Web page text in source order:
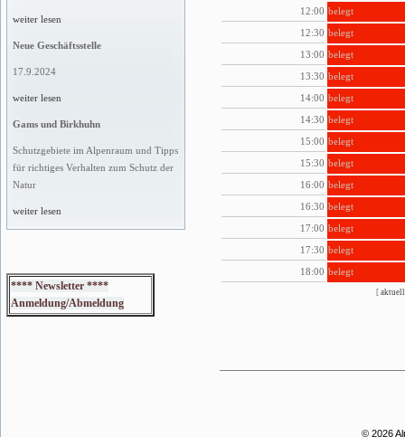
weiter lesen
Neue Geschäftsstelle
17.9.2024
weiter lesen
Gams und Birkhuhn
Schutzgebiete im Alpenraum und Tipps
für richtiges Verhalten zum Schutz der
Natur
weiter lesen
**** Newsletter ****
Anmeldung/Abmeldung
12:00 belegt
12:30 belegt
13:00 belegt
13:30 belegt
14:00 belegt
14:30 belegt
15:00 belegt
15:30 belegt
16:00 belegt
16:30 belegt
17:00 belegt
17:30 belegt
18:00 belegt
[
© 2026